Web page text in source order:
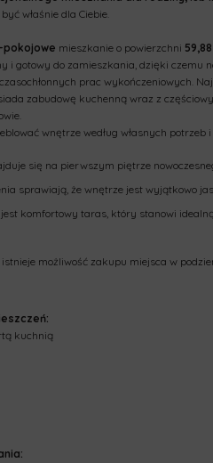
właśnie dla Ciebie.
-pokojowe mieszkanie o powierzchni 59,88
i gotowy do zamieszkania, dzięki czemu
prac wykończeniowych.
zabudowę kuchenną wraz z
wnętrze według własnych potrzeb
się na pierwszym piętrze
sprawiają, że wnętrze jest wyjątkowo
komfortowy taras, który stanowi
możliwość zakupu miejsca w
kuchnią